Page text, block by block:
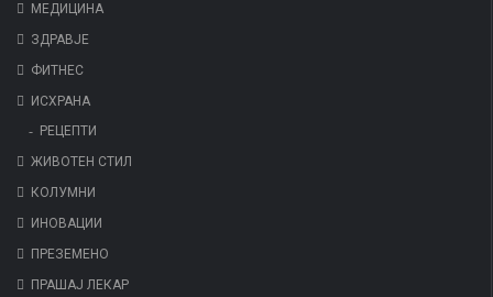
МЕДИЦИНА
ЗДРАВЈЕ
ФИТНЕС
ИСХРАНА
РЕЦЕПТИ
ЖИВОТЕН СТИЛ
КОЛУМНИ
ИНОВАЦИИ
ПРЕЗЕМЕНО
ПРАШАЈ ЛЕКАР